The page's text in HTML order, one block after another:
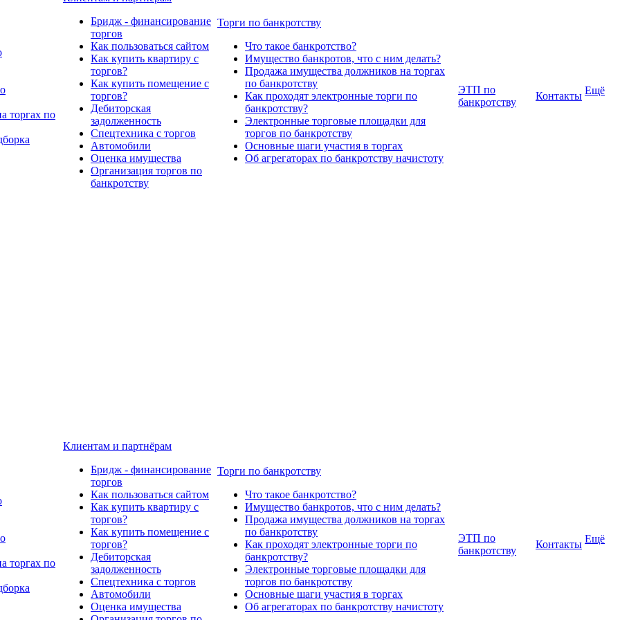
торгах по
Бридж - финансирование
торгов
Как пользоваться сайтом
Как купить квартиру с
торгов?
Как купить помещение с
торгов?
Дебиторская
задолженность
Спецтехника с торгов
Автомобили
Оценка имущества
Организация торгов по
банкротству
Торги по банкротству
Что такое банкротство?
Имущество банкротов, что с ним делать?
Продажа имущества должников на торгах
по банкротству
Как проходят электронные торги по
банкротству?
Электронные торговые площадки для
торгов по банкротству
Основные шаги участия в торгах
Об агрегаторах по банкротству начистоту
ЭТП по
банкротству
Контакты Ещё
торгах по
Клиентам и партнёрам
Бридж - финансирование
торгов
Как пользоваться сайтом
Как купить квартиру с
торгов?
Как купить помещение с
торгов?
Дебиторская
задолженность
Спецтехника с торгов
Автомобили
Оценка имущества
Торги по банкротству
Что такое банкротство?
Имущество банкротов, что с ним делать?
Продажа имущества должников на торгах
по банкротству
Как проходят электронные торги по
банкротству?
Электронные торговые площадки для
торгов по банкротству
Основные шаги участия в торгах
Об агрегаторах по банкротству начистоту
ЭТП по
банкротству
Контакты Ещё